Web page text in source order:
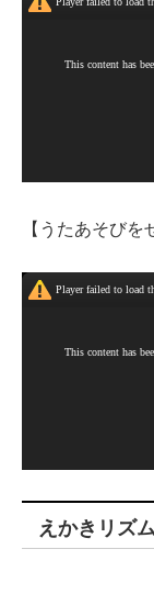
【うたあそびを
えかきリズム